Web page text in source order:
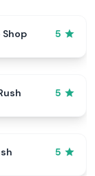
Shop 5
5
5